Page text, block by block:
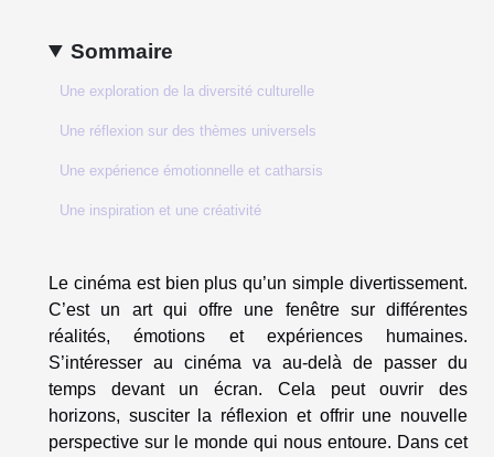
Sommaire
Une exploration de la diversité culturelle
Une réflexion sur des thèmes universels
Une expérience émotionnelle et catharsis
Une inspiration et une créativité
Le cinéma est bien plus qu’un simple divertissement.
C’est un art qui offre une fenêtre sur différentes
réalités, émotions et expériences humaines.
S’intéresser au cinéma va au-delà de passer du
temps devant un écran. Cela peut ouvrir des
horizons, susciter la réflexion et offrir une nouvelle
perspective sur le monde qui nous entoure. Dans cet